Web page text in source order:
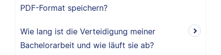
PDF-Format speichern?
Wie lang ist die Verteidigung meiner
Bachelorarbeit und wie läuft sie ab?